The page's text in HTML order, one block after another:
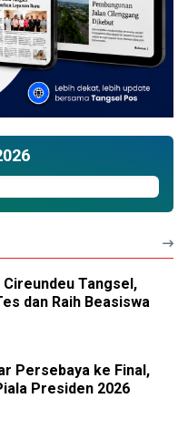
Tangsel,
dan Raih Beasiswa
Persebaya ke Final,
Presiden 2026